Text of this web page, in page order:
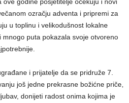
ozračju adventa i pripremi za
u toplinu i velikodušnost lokalne
puta pokazala svoje otvoreno
i prijatelje da se pridruže 7.
još jedne prekrasne božićne priče,
donijeti radost onima kojima je